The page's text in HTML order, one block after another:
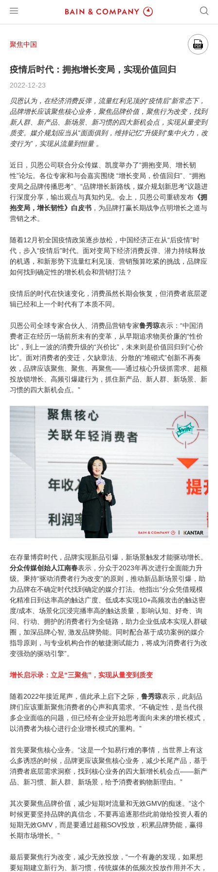
聚焦中国
疫情后时代：拥抱增长变局，实现价值回归
2022-12-23
贝恩认为，在经济消费反弹，流量红利见顶的“疫情后”新常态下，
品牌增长应该聚焦核心业务，聚焦品牌价值，聚焦行为改变，找到
新人群、新产品、新场景、新习惯的四大新机会点，实现从量变到
质变。媒介规划应当从“面面俱到，维持记忆”升级到“集中火力，改
变行为”，实现从流量到恒量 。
近日，贝恩公司联合分众传媒、凯度举办了“拥抱变局、增长韧
性”论坛。各位专家和与会嘉宾围绕 “增长变局，价值回归”、“拥抱
变局之品牌传播思考”、“品牌增长新路线，媒介规划新思考”议题进
行深度分享，输出观点与真知灼见。会上，贝恩公司重磅发布 《拥
抱变局，增长韧性》白皮书 ，为品牌打赢长期战争点明增长之道与
营销之术。
随着12月初全国疫情政策逐步放松，中国经济正在从“后疫情”时
代，步入“疫情后”时代。面对变局下经济消费反弹、潜力持续释放
的机遇，和新形势下流量红利见顶、营销预算吃紧的挑战，品牌应
如何找到确定性的增长机会和营销打法？
疫情后的时代在快速变化，消费虽然长期会恢复，但消费者底层逻
辑已经和上一个时代有了本质不同。
贝恩公司全球专家合伙人、消费品营销专家鲁秀琼表示：“中国消
费者正在经历一场前所未有的变革，从早期追求物美价廉的“性价
比”，到上一波的消费升级的“兴价比”，未来则是价值回归到“心价
比”。面对消费者的变迁，欠缺章法、分散的“堆砌式”创新不再奏
效，品牌应该聚焦、聚焦、再聚焦——通过核心升级抓需求、超额
投放锁增长、高频引爆建行为，抓住新产品、新人群、新场景、新
习惯的四大新机会点。”
在存量博弈时代，品牌实现新品引爆，新场景触发才能驱动增长。
分众传媒创始人江南春表示，分众于2023年再次进行全面能力升
级。秉持“驱动消费者行为改变”的原则，推动新品新场景引爆，助
力品牌在不确定时代找到确定的媒介打法。他指出“分众凭借规模
化精准日到达率高的触达广度、低成本实现10+高频攻击的触达密
度/成本、场景化沉浸完播率高的触达质量，影响认知、好奇、询
问、行动、拥护的消费者行为全链路，助力企业低成本实现人群破
圈，加深品牌心智, 激发品牌势能。同时配合基于成功案例的媒介
指导原则，与专业机构合作的敏捷测试能力，将成为消费者行为改
变强劲的驱动引擎”。
增长启示录：立足“三聚焦”，实现从量变到质变
随着2022年接近尾声，值此承上启下之际， 鲁秀琼表示，此刻品
牌们应该重新聚焦消费者的心声和真需求。“不确定性，是当代很
多企业面临的问题，但已经有企业开始思考面向未来的增长模式，
以消费者为核心进行企业增长模式的重构。”
首先要聚焦核心业务。“这是一个知易行难的事情，当世界上有这
么多诱惑的时候，品牌更应该聚焦核心业务，减少长尾产品，基于
消费者底层需求洞察，找到核心业务的四大新增长机会点——新产
品、新习惯、新人群、新场景，给予消费者购物新理由。”
其次要聚焦品牌价值，减少短期对流量和无效GMV的痴迷。“这个
时候更要坚持品牌的真信念，不要再追逐那些此前做给投资人看的
短期无效GMV，而是要通过超额SOV投放，积累品牌势能，赢得
长期市场增长。”
最后要聚焦行为改变，减少无效投放，“一个有趣的发现，如果想
要短期建立新行为、新习惯，传统媒体的低频次投放作用并不大，